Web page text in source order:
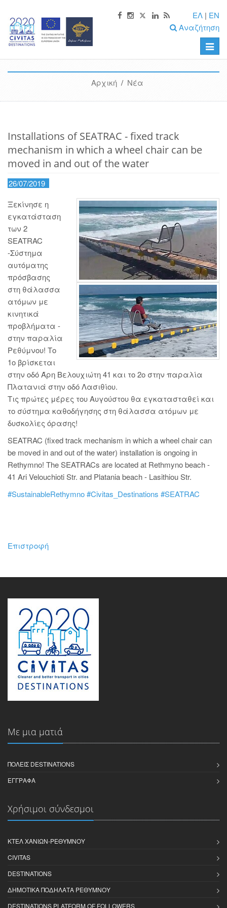
ΕΛ | EN
Αναζήτηση
Toggle
Αρχική / Νέα
Installations of SEATRAC - fixed track
mechanism in which a wheel chair can be
moved in and out of the water
26/07/2019
Ξεκίνησε η
εγκατάσταση
των 2
SEATRAC
-Σύστημα
αυτόματης
πρόσβασης
στη θάλασσα
ατόμων με
κινητικά
προβλήματα -
στην παραλία
Ρεθύμνου! Το
1ο βρίσκεται
στην οδό Άρη Βελουχιώτη 41 και το 2ο στην παραλία
Πλατανιά στην οδό Λασιθίου.
Τις πρώτες μέρες του Αυγούστου θα εγκατασταθεί και
το σύστημα καθοδήγησης στη θάλασσα ατόμων με
δυσκολίες όρασης!
SEATRAC (fixed track mechanism in which a wheel chair can
be moved in and out of the water) installation is ongoing in
Rethymno! The SEATRACs are located at Rethmyno beach -
41 Ari Velouchioti Str. and Platania beach - Lasithiou Str.
#SustainableRethymno#Civitas_Destinations #SEATRAC
Επιστροφή
Με μια ματιά
ΠΌΛΕΙΣ DESTINATIONS
ΈΓΓΡΑΦΑ
Χρήσιμοι σύνδεσμοι
ΚΤΕΛ ΧΑΝΊΩΝ-ΡΕΘΎΜΝΟΥ
CIVITAS
DESTINATIONS
ΔΗΜΟΤΙΚΆ ΠΟΔΉΛΑΤΑ ΡΕΘΎΜΝΟΥ
DESTINATIONS PLATFORM OF FOLLOWERS